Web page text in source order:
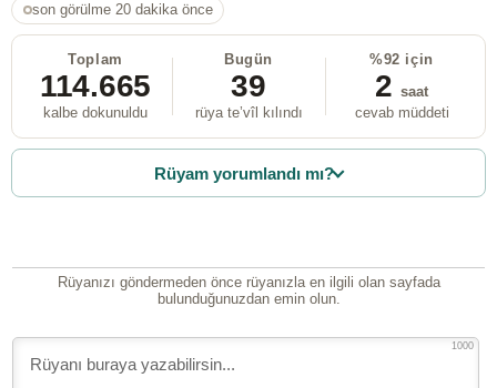
son görülme 20 dakika önce
Toplam
114.665
kalbe dokunuldu
Bugün
39
rüya te’vîl kılındı
%92 için
2 saat
cevab müddeti
Rüyam yorumlandı mı?
Rüyanızı göndermeden önce rüyanızla en ilgili olan sayfada
bulunduğunuzdan emin olun.
1000